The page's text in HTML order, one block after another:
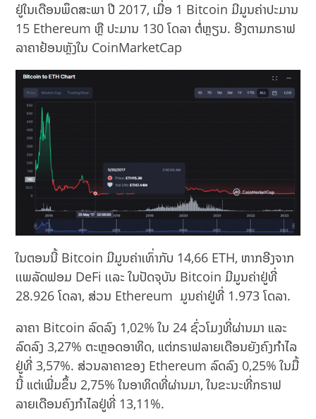
ຢູ່ໃນເດືອນພຶດສະພາ ປີ 2017, ເມື່ອ 1 Bitcoin ມີມູນຄ່າປະມານ
15 Ethereum ຫຼື ປະມານ 130 ໂດລາ ຕໍ່ຫຼຽນ. ອີງຕາມກຣາຟ
ລາຄາຢ້ອນຫຼັງໃນ CoinMarketCap
ໃນຕອນນີ້ Bitcoin ມີມູນຄ່າເທົ່າກັບ 14,66 ETH, ຫາກອີງຈາກ
ເເພລັດຟອມ DeFi ເເລະ ໃນປັດຈຸບັນ Bitcoin ມີມູນຄ່າຢູ່ທີ່
28.926 ໂດລາ, ສ່ວນ Ethereum ມູນຄ່າຢູ່ທີ່ 1.973 ໂດລາ.
ລາຄາ Bitcoin ລົດລົງ 1,02% ໃນ 24 ຊົ່ວໂມງທີ່ຜ່ານມາ ແລະ
ລົດລົງ 3,27% ຕະຫຼອດອາທິດ, ແຕ່ກຣາຟລາຍເດືອນຍັງຄົງກໍາໄລ
ຢູ່ທີ່ 3,57%. ສ່ວນລາຄາຂອງ Ethereum ລົດລົງ 0,25% ໃນມື້
ນີ້ ແຕ່ເພີ່ມຂຶ້ນ 2,75% ໃນອາທິດທີ່ຜ່ານມາ, ໃນຂະນະທີ່ກຣາຟ
ລາຍເດືອນຄົງກຳໄລຢູ່ທີ່ 13,11%.